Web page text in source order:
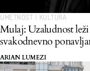
UMETNOST I KULTURA
Mulaj: Uzaludnost
svakodnevno
ARIAN LUMEZI